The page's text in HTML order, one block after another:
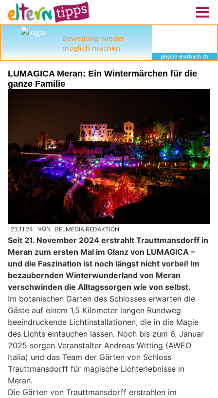
LUMAGICA Meran: Ein Wintermärchen für die
ganze Familie
23.11.24 VON BELMEDIA REDAKTION
Seit 21. November 2024 erstrahlt Trauttmansdorff in
Meran zum ersten Mal im Glanz von LUMAGICA –
und die Faszination ist noch längst nicht vorbei! Im
bezaubernden Winterwunderland von Meran
verschwinden die Alltagssorgen wie von selbst.
Im botanischen Garten des Schlosses erwarten die
Gäste auf einem 1,5 Kilometer langen Rundweg
beeindruckende Lichtinstallationen, die in die Magie
des Lichts eintauchen lassen. Noch bis zum 6. Januar
2025 sorgen Veranstalter Andreas Witting (AWEO
Italia) und das Team der Gärten von Schloss
Trauttmansdorff für magische Lichterlebnisse in
Meran.
Die Gärten von Trauttmansdorff erstrahlen im